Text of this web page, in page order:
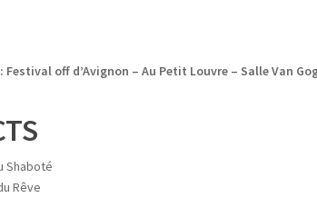
Festival off d’Avignon – Au Petit Louvre – Salle Van
Shaboté
Rêve